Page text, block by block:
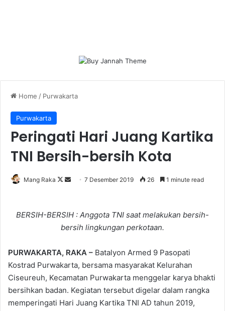
Home / Purwakarta
Purwakarta
Peringati Hari Juang Kartika
TNI Bersih-bersih Kota
Mang Raka
Follow
Send7 Desember 2019 26 1 minute read
BERSIH-BERSIH : Anggota TNI saat melakukan bersih-
bersih lingkungan perkotaan.
PURWAKARTA, RAKA – Batalyon Armed 9 Pasopati
Kostrad Purwakarta, bersama masyarakat Kelurahan
Ciseureuh, Kecamatan Purwakarta menggelar karya bhakti
bersihkan badan. Kegiatan tersebut digelar dalam rangka
memperingati Hari Juang Kartika TNI AD tahun 2019,